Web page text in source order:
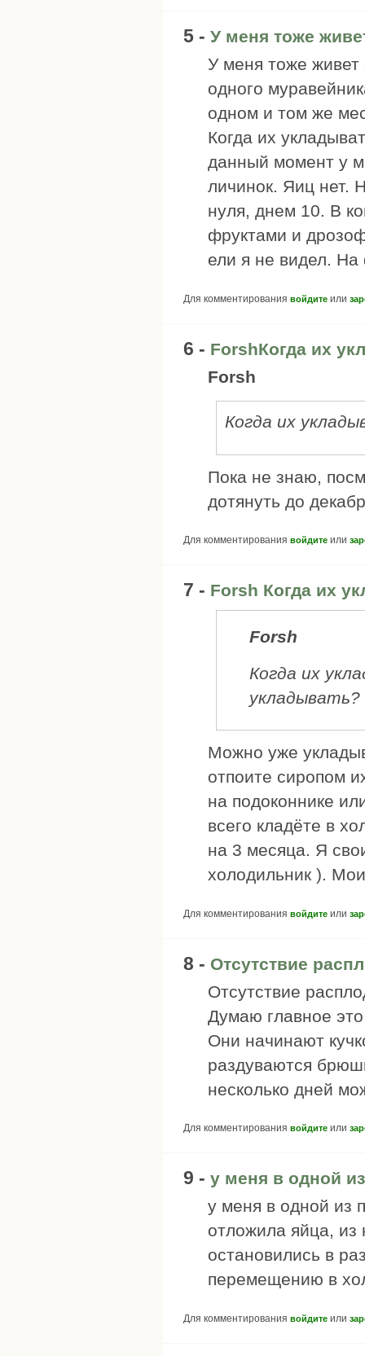
5 - У меня тоже
У меня тоже живет
одного
одном и том же
Когда их
данный момент у
личинок. Яиц нет.
нуля, днем 10. В
фруктами и
ели я не видел. На
Для комментирования войдите или
6 - ForshКогда их
Forsh
Когда их
Пока не знаю,
дотянуть до
Для комментирования войдите или
7 - Forsh Когда их
Forsh
Когда их
укладывать?
Можно уже
отпоите сиропом
на подоконнике
всего кладёте в
на 3 месяца. Я
холодильник ).
Для комментирования войдите или
8 - Отсутствие
Отсутствие
Думаю главное
Они начинают
раздуваются
несколько дней
Для комментирования войдите или
9 - у меня в одной
у меня в одной из
отложила яйца, из
остановились в
перемещению в
Для комментирования войдите или